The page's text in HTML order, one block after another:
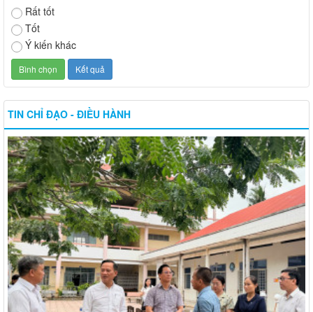
Rất tốt
Tốt
Ý kiến khác
TIN CHỈ ĐẠO - ĐIỀU HÀNH